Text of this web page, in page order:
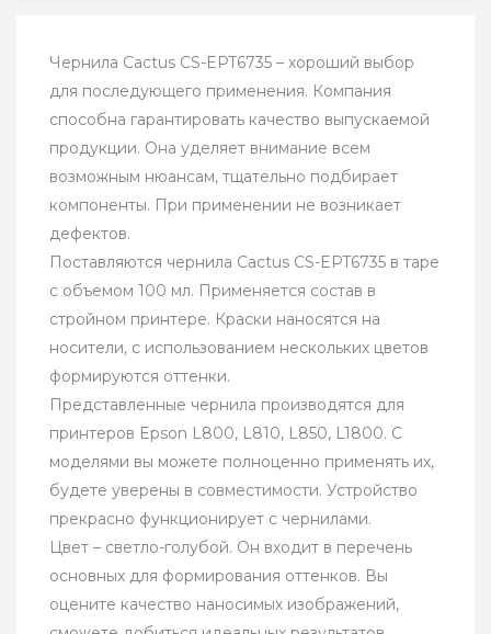
Чернила Cactus CS-EPT6735 – хороший выбор
для последующего применения. Компания
способна гарантировать качество выпускаемой
продукции. Она уделяет внимание всем
возможным нюансам, тщательно подбирает
компоненты. При применении не возникает
дефектов.
Поставляются чернила Cactus CS-EPT6735 в таре
с объемом 100 мл. Применяется состав в
стройном принтере. Краски наносятся на
носители, с использованием нескольких цветов
формируются оттенки.
Представленные чернила производятся для
принтеров Epson L800, L810, L850, L1800. С
моделями вы можете полноценно применять их,
будете уверены в совместимости. Устройство
прекрасно функционирует с чернилами.
Цвет – светло-голубой. Он входит в перечень
основных для формирования оттенков. Вы
оцените качество наносимых изображений,